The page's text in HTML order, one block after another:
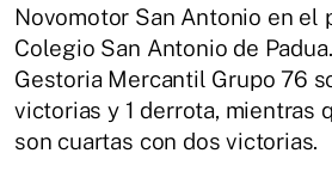
Novomotor San Antonio en el
Colegio San Antonio de
Gestoria Mercantil Grupo 76
victorias y 1 derrota, mientras
son cuartas con dos victorias.